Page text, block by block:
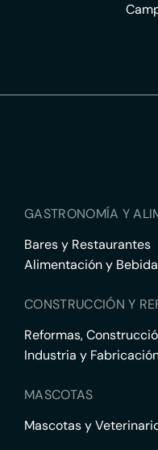
GASTRONOMÍA Y
Bares y Restaurantes
Alimentación y
CONSTRUCCIÓN Y
Reformas,
Industria y
MASCOTAS
Mascotas y